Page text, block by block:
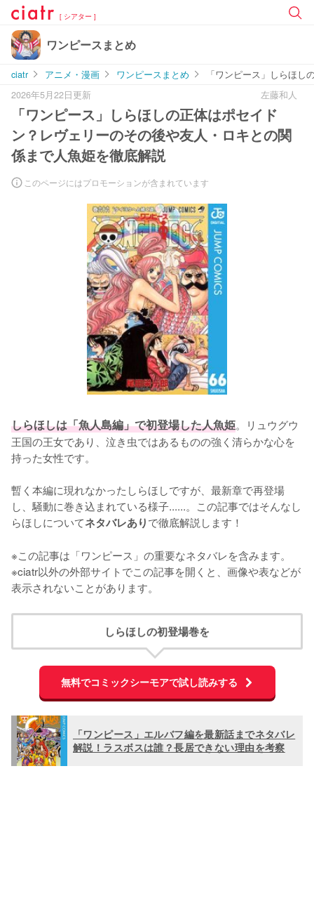
[ シアター ]
ワンピースまとめ
ciatr アニメ・漫画 ワンピースまとめ
「ワンピース」しらほ
2026年5月22日更新
左藤和人
「ワンピース」しらほしの正体はポセイド
ン？レヴェリーのその後や友人・ロキとの関
係まで人魚姫を徹底解説
このページにはプロモーションが含まれています
しらほしは「魚人島編」で初登場した人魚姫。リュウグウ
王国の王女であり、泣き虫ではあるものの強く清らかな心を
持った女性です。
暫く本編に現れなかったしらほしですが、最新章で再登場
し、騒動に巻き込まれている様子......。この記事ではそんなし
らほしについてネタバレありで徹底解説します！
※この記事は「ワンピース」の重要なネタバレを含みます。
※ciatr以外の外部サイトでこの記事を開くと、画像や表などが
表示されないことがあります。
しらほしの初登場巻を
無料でコミックシーモアで試し読みする
「ワンピース」エルバフ編を最新話までネタバレ
解説！ラスボスは誰？長居できない理由を考察